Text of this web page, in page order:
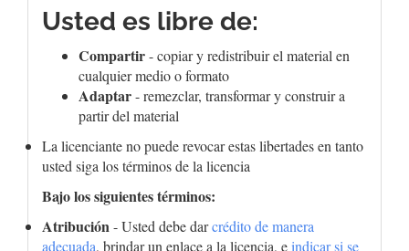
Usted es libre de:
Compartir- copiar y redistribuir el material en
cualquier medio o formato
Adaptar- remezclar, transformar y construir a
partir del material
La licenciante no puede revocar estas libertades en tanto
usted siga los términos de la licencia
Bajo los siguientes términos:
Atribución- Usted debe darcrédito de manera
adecuada, brindar un enlace a la licencia, eindicar si se